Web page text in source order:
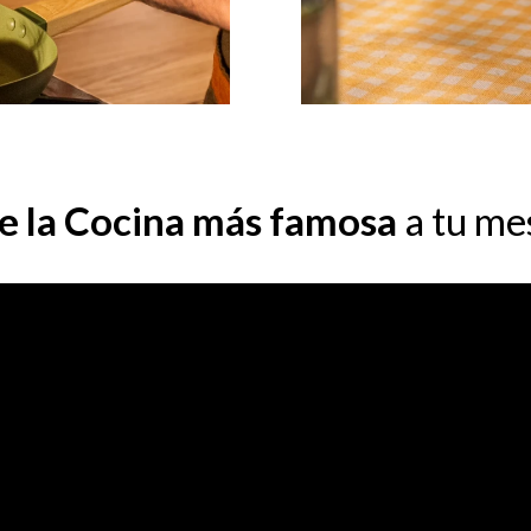
la Cocina más famosa a tu